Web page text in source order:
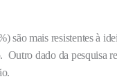
são mais resistentes à
dado da pesquisa